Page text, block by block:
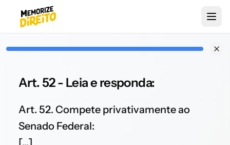
Art. 52 - Leia e responda:
Art. 52. Compete privativamente ao
Senado Federal:
[...]